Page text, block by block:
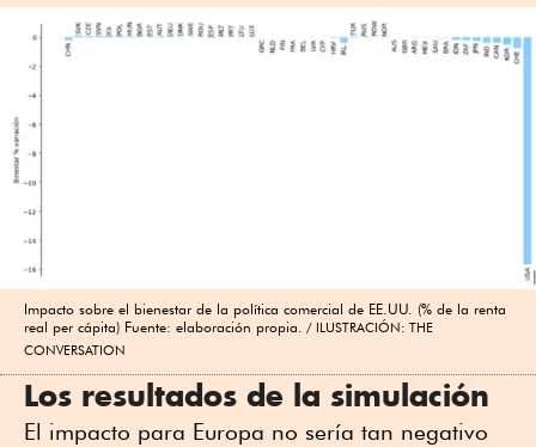
Impacto sobre el bienestar de la política comercial de EE.UU. (% de la renta
real per cápita) Fuente: elaboración propia.
ILUSTRACIÓN: THE
CONVERSATION
Los resultados de la simulación
El impacto para Europa no sería tan negativo